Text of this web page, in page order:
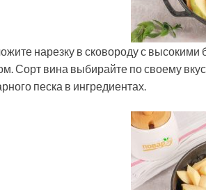
нарезку в сковороду с высокими
Сорт вина выбирайте по своему
песка в ингредиентах.